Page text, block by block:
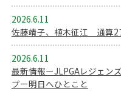
2026.6.11
佐藤靖子、植木征江 通算2
2026.6.11
最新情報ーJLPGAレジェン
プー明日へひとこと